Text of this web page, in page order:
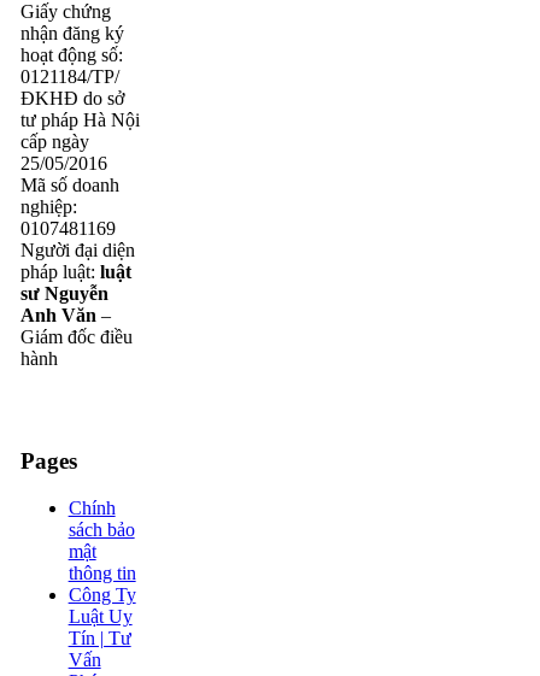
Giấy chứng
nhận đăng ký
hoạt động số:
0121184/TP/
ĐKHĐ do sở
tư pháp Hà Nội
cấp ngày
25/05/2016
Mã số doanh
nghiệp:
0107481169
Người đại diện
pháp luật: luật
sư Nguyễn
Anh Văn –
Giám đốc điều
hành
Pages
Chính
sách bảo
mật
thông tin
Công Ty
Luật Uy
Tín | Tư
Vấn